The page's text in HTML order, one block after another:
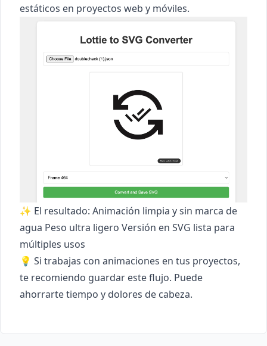
estáticos en proyectos web y móviles.
✨ El resultado: Animación limpia y sin marca de
agua Peso ultra ligero Versión en SVG lista para
múltiples usos
💡 Si trabajas con animaciones en tus proyectos,
te recomiendo guardar este flujo. Puede
ahorrarte tiempo y dolores de cabeza.